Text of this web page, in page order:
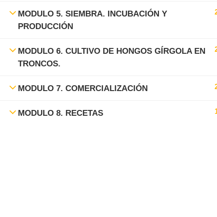
MODULO 5. SIEMBRA. INCUBACIÓN Y
PRODUCCIÓN
MODULO 6. CULTIVO DE HONGOS GÍRGOLA EN
TRONCOS.
MODULO 7. COMERCIALIZACIÓN
MODULO 8. RECETAS